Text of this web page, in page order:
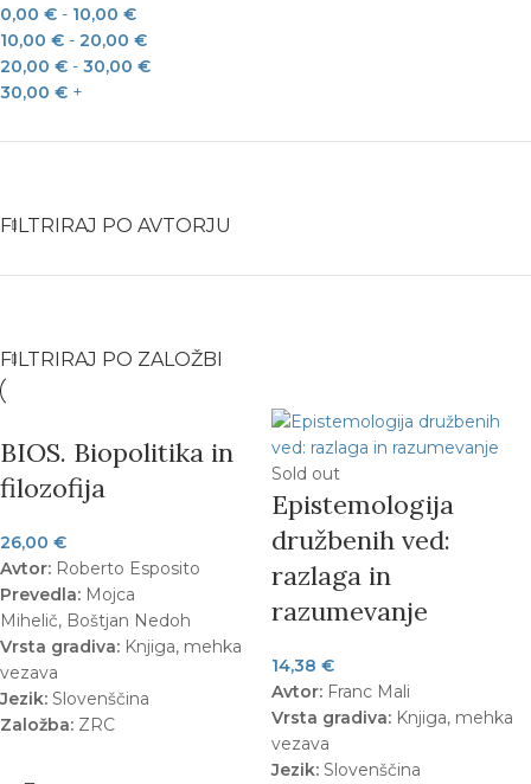
0,00 € - 10,00 €
10,00 € - 20,00 €
20,00 € - 30,00 €
30,00 € +
FILTRIRAJ PO AVTORJU
FILTRIRAJ PO ZALOŽBI
BIOS. Biopolitika in
filozofija
26,00 €
Avtor: Roberto Esposito
Prevedla: Mojca
Mihelič, Boštjan Nedoh
Vrsta gradiva: Knjiga, mehka
vezava
Jezik: Slovenščina
Založba: ZRC
Sold out
Epistemologija
družbenih ved:
razlaga in
razumevanje
14,38 €
Avtor: Franc Mali
Vrsta gradiva: Knjiga, mehka
vezava
Jezik: Slovenščina